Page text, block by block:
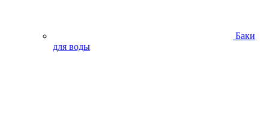
Баки
для воды